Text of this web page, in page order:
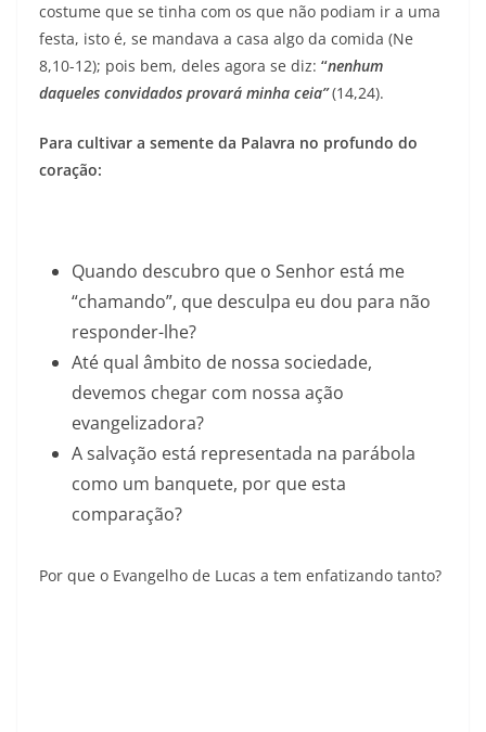
costume que se tinha com os que não podiam ir a uma
festa, isto é, se mandava a casa algo da comida (Ne
8,10-12); pois bem, deles agora se diz: “nenhum
daqueles convidados provará minha ceia”(14,24).
Para cultivar a semente da Palavra no profundo do
coração:
Quando descubro que o Senhor está me
“chamando”, que desculpa eu dou para não
responder-lhe?
Até qual âmbito de nossa sociedade,
devemos chegar com nossa ação
evangelizadora?
A salvação está representada na parábola
como um banquete, por que esta
comparação?
Por que o Evangelho de Lucas a tem enfatizando tanto?